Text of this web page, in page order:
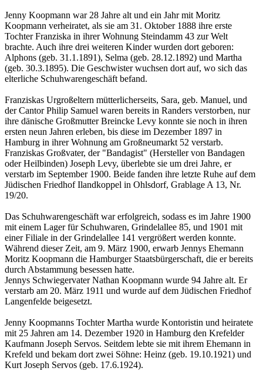
Jenny Koopmann war 28 Jahre alt und ein Jahr mit Moritz
Koopmann verheiratet, als sie am 31. Oktober 1888 ihre erste
Tochter Franziska in ihrer Wohnung Steindamm 43 zur Welt
brachte. Auch ihre drei weiteren Kinder wurden dort geboren:
Alphons (geb. 31.1.1891), Selma (geb. 28.12.1892) und Martha
(geb. 30.3.1895). Die Geschwister wuchsen dort auf, wo sich das
elterliche Schuhwarengeschäft befand.
Franziskas Urgroßeltern mütterlicherseits, Sara, geb. Manuel, und
der Cantor Philip Samuel waren bereits in Randers verstorben, nur
ihre dänische Großmutter Breincke Levy konnte sie noch in ihren
ersten neun Jahren erleben, bis diese im Dezember 1897 in
Hamburg in ihrer Wohnung am Großneumarkt 52 verstarb.
Franziskas Großvater, der "Bandagist" (Hersteller von Bandagen
oder Heilbinden) Joseph Levy, überlebte sie um drei Jahre, er
verstarb im September 1900. Beide fanden ihre letzte Ruhe auf dem
Jüdischen Friedhof Ilandkoppel in Ohlsdorf, Grablage A 13, Nr.
19/20.
Das Schuhwarengeschäft war erfolgreich, sodass es im Jahre 1900
mit einem Lager für Schuhwaren, Grindelallee 85, und 1901 mit
einer Filiale in der Grindelallee 141 vergrößert werden konnte.
Während dieser Zeit, am 9. März 1900, erwarb Jennys Ehemann
Moritz Koopmann die Hamburger Staatsbürgerschaft, die er bereits
durch Abstammung besessen hatte.
Jennys Schwiegervater Nathan Koopmann wurde 94 Jahre alt. Er
verstarb am 20. März 1911 und wurde auf dem Jüdischen Friedhof
Langenfelde beigesetzt.
Jenny Koopmanns Tochter Martha wurde Kontoristin und heiratete
mit 25 Jahren am 14. Dezember 1920 in Hamburg den Krefelder
Kaufmann Joseph Servos. Seitdem lebte sie mit ihrem Ehemann in
Krefeld und bekam dort zwei Söhne: Heinz (geb. 19.10.1921) und
Kurt Joseph Servos (geb. 17.6.1924).